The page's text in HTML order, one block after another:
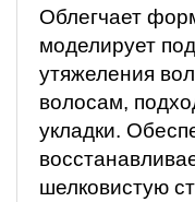
Облегчает
моделирует
утяжеления
волосам,
укладки.
шелковистую